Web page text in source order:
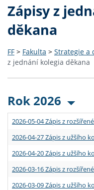
Zápisy z
děkana
FF > Fakulta > Strategie a
z jednání kolegia děkana
Rok 2026
2026-05-04 Zápis z
2026-04-27 Zápis z užšího
2026-04-20 Zápis z užšího
2026-03-16 Zápis z
2026-03-09 Zápis z užšího